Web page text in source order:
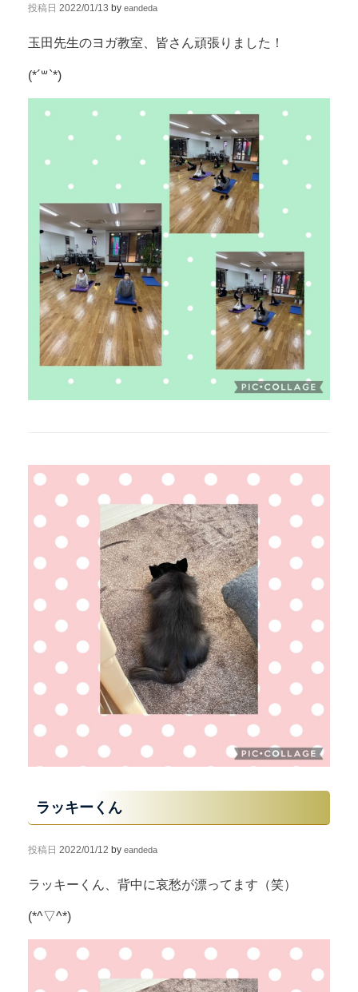
投稿日 2022/01/13 by eandeda
玉田先生のヨガ教室、皆さん頑張りました！
(*´꒳`*)
ラッキーくん
投稿日 2022/01/12 by eandeda
ラッキーくん、背中に哀愁が漂ってます（笑）
(*^▽^*)